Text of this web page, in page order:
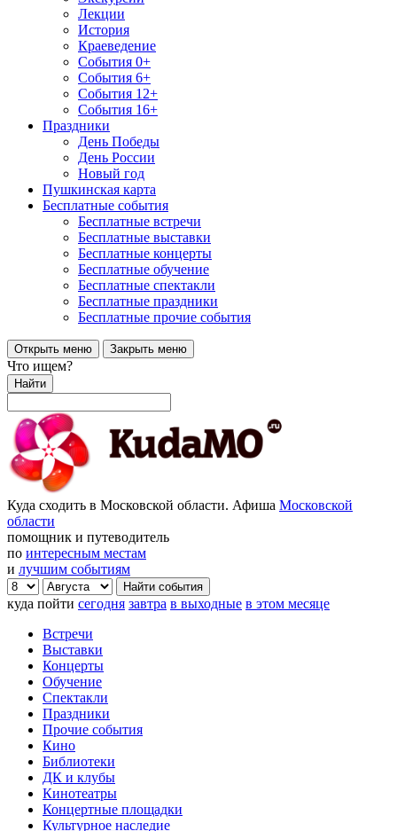
Лекции
История
Краеведение
События 0+
События 6+
События 12+
События 16+
Праздники
День Победы
День России
Новый год
Пушкинская карта
Бесплатные события
Бесплатные встречи
Бесплатные выставки
Бесплатные концерты
Бесплатные обучение
Бесплатные спектакли
Бесплатные праздники
Бесплатные прочие события
Открыть меню Закрыть меню
Что ищем?
Найти
Куда сходить в Московской области. Афиша Московской
области
помощник и путеводитель
по интересным местам
и лучшим событиям
куда пойти сегодня завтра в выходные в этом месяце
Встречи
Выставки
Концерты
Обучение
Спектакли
Праздники
Прочие события
Кино
Библиотеки
ДК и клубы
Кинотеатры
Концертные площадки
Культурное наследие